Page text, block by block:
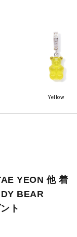
Yellow
YEON 他 着
BEAR
ト